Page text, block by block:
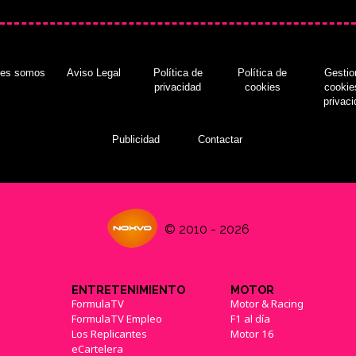
somos Aviso Legal
Política de
privacidad
Política de
cookies
Publicidad Contactar
© 2010 - 2026
ENTRETENIMIENTO
FormulaTV
FormulaTV Empleo
Los Replicantes
eCartelera
MOTOR
Motor & Racing
F1 al día
Motor 16